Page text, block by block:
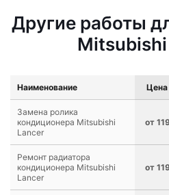
Другие работы
Наименование Цена
Замена ролика
кондиционера Mitsubishi
Lancer
от
Ремонт радиатора
кондиционера Mitsubishi
Lancer
от